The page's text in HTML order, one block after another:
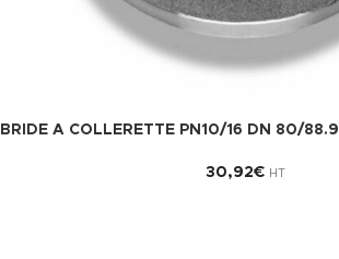
BRIDE A COLLERETTE PN10/16 DN 80/88.9
30,92€ HT